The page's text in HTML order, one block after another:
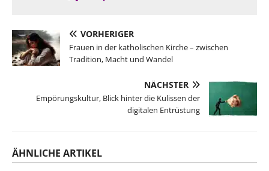
VORHERIGER
Frauen in der katholischen Kirche – zwischen
Tradition, Macht und Wandel
NÄCHSTER
Empörungskultur, Blick hinter die Kulissen der
digitalen Entrüstung
ÄHNLICHE ARTIKEL